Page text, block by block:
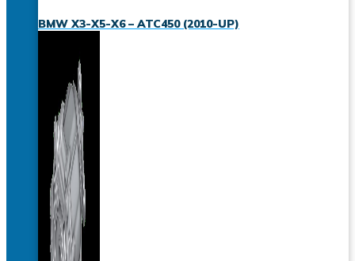
BMW X3-X5-X6 – ATC450 (2010-UP)